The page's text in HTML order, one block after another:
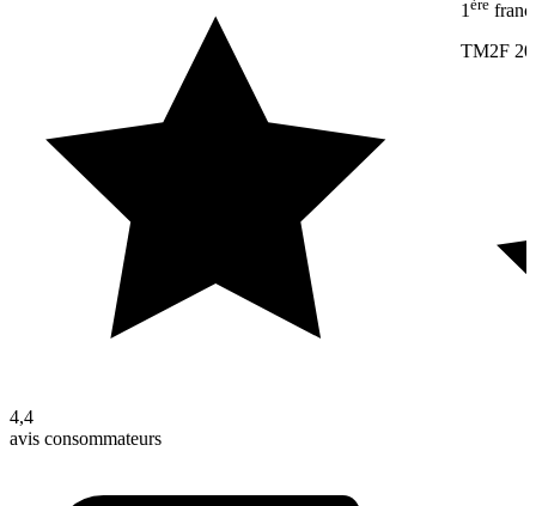
4,4
avis consommateurs
1 ère
TM2F